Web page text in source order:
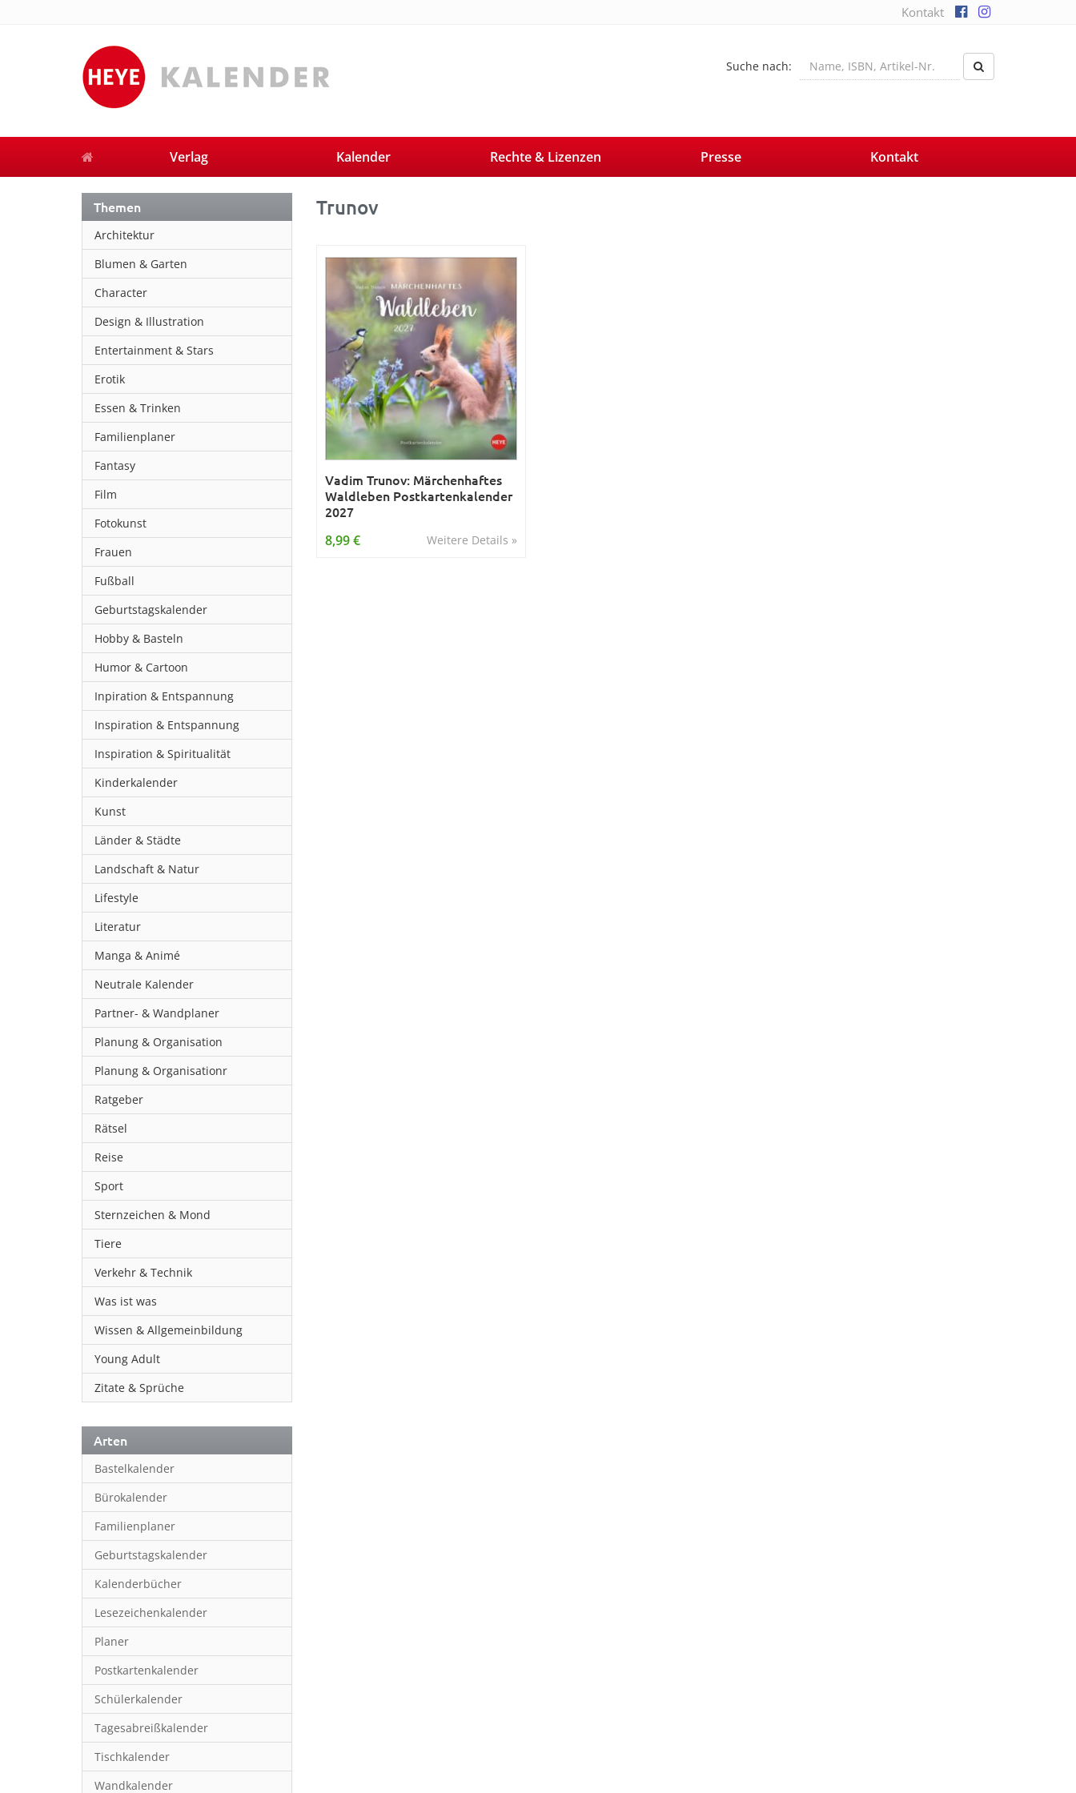
Kontakt
Suche nach:
Verlag Kalender Rechte & Lizenzen Presse Kontakt
Themen
Architektur
Blumen & Garten
Character
Design & Illustration
Entertainment & Stars
Erotik
Essen & Trinken
Familienplaner
Fantasy
Film
Fotokunst
Frauen
Fußball
Geburtstagskalender
Hobby & Basteln
Humor & Cartoon
Inpiration & Entspannung
Inspiration & Entspannung
Inspiration & Spiritualität
Kinderkalender
Kunst
Länder & Städte
Landschaft & Natur
Lifestyle
Literatur
Manga & Animé
Neutrale Kalender
Partner- & Wandplaner
Planung & Organisation
Planung & Organisationr
Ratgeber
Rätsel
Reise
Sport
Sternzeichen & Mond
Tiere
Verkehr & Technik
Was ist was
Wissen & Allgemeinbildung
Young Adult
Zitate & Sprüche
Arten
Bastelkalender
Bürokalender
Familienplaner
Geburtstagskalender
Kalenderbücher
Lesezeichenkalender
Planer
Postkartenkalender
Schülerkalender
Tagesabreißkalender
Tischkalender
Wandkalender
Trunov
Vadim Trunov: Märchenhaftes
Waldleben Postkartenkalender
2027
Weitere Details »
8,99 €